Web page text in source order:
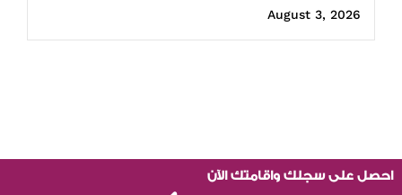
August 3, 2026
احصل على سجلك واقامتك الآن